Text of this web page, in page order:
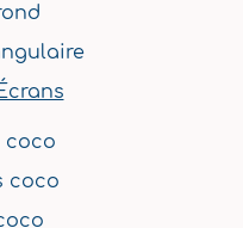
coco
coco